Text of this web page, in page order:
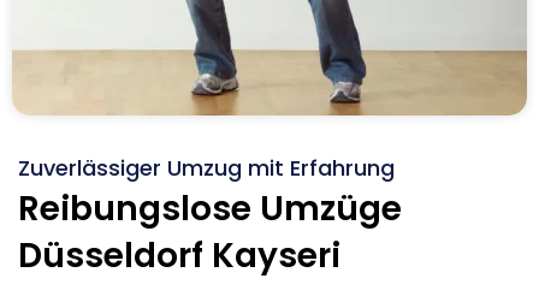
Zuverlässiger Umzug mit Erfahrung
Reibungslose Umzüge
Düsseldorf Kayseri